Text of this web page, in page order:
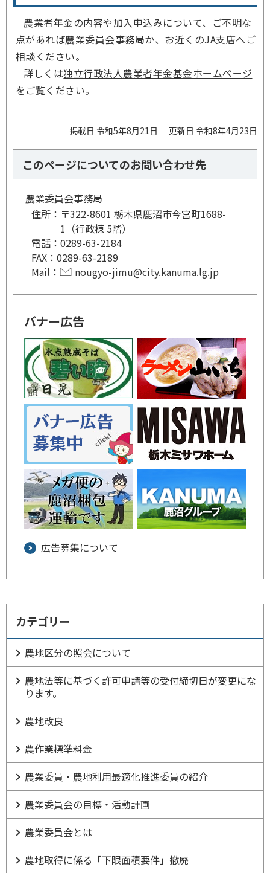
農業者年金の内容や加入申込みについて、ご不明な
点があれば農業委員会事務局か、お近くのJA支店へご
相談ください。
詳しくは独立行政法人農業者年金基金ホームページ
をご覧ください。
掲載日 令和5年8月21日 更新日 令和8年4月23日
このページについてのお問い合わせ先
農業委員会事務局
住所： 〒322-8601 栃木県鹿沼市今宮町1688-
1（行政棟 5階）
電話： 0289-63-2184
FAX： 0289-63-2189
Mail：
nougyo-jimu@city.kanuma.lg.jp
バナー広告
広告募集について
カテゴリー
農地区分の照会について
農地法等に基づく許可申請等の受付締切日が変更にな
ります。
農地改良
農作業標準料金
農業委員・農地利用最適化推進委員の紹介
農業委員会の目標・活動計画
農業委員会とは
農地取得に係る「下限面積要件」撤廃